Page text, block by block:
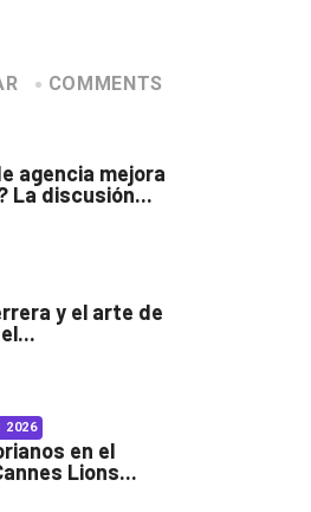
COMMENTS
agencia mejora
La discusión...
y el arte de
2026
en el
Lions...